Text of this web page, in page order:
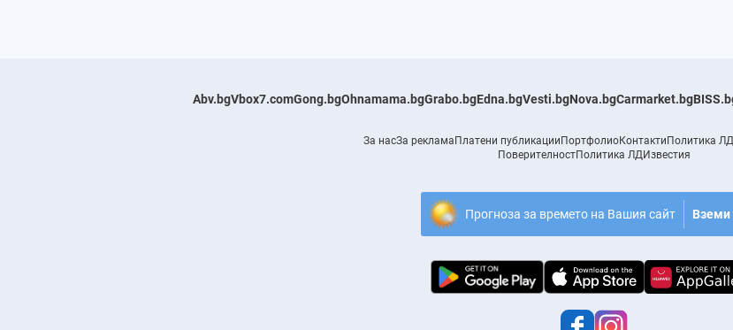
Abv.bgVbox7.comGong.bgOhnamama.bgGrabo.bgEdna.bgVesti.bgNova.bgCarmarket.bg
За насЗа рекламаПлатени публикацииПортфолиоКонтактиПолитика ЛД
ПоверителностПолитика ЛДИзвестия
Прогноза за времето на Вашия сайт Вземи